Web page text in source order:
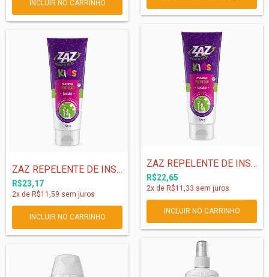
ZAZ REPELENTE DE INSETOS KIDS LOÇÃO - 12...
R$23,17
2x de R$11,59 sem juros
ZAZ REPELENTE DE INSETOS KIDS LOÇÃO - 12...
R$22,65
2x de R$11,33 sem juros